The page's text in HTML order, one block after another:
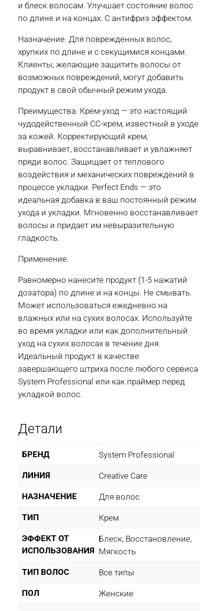
и блеск волосам. Улучшает состояние волос
по длине и на концах. С антифриз эффектом.
Назначение. Для поврежденных волос,
хрупких по длине и с секущимися концами.
Клиенты, желающие защитить волосы от
возможных повреждений, могут добавить
продукт в свой обычный режим ухода.
Преимущества. Крем-уход — это настоящий
чудодейственный CC-крем, известный в уходе
за кожей. Корректирующий крем,
выравнивает, восстанавливает и увлажняет
пряди волос. Защищает от теплового
воздействия и механических повреждений в
процессе укладки. Perfect Ends — это
идеальная добавка в ваш постоянный режим
ухода и укладки. Мгновенно восстанавливает
волосы и придает им невыразительную
гладкость.
Применение.
Равномерно нанесите продукт (1-5 нажатий
дозатора) по длине и на концы. Не смывать.
Может использоваться ежедневно на
влажных или на сухих волосах. Используйте
во время укладки или как дополнительный
уход на сухих волосах в течение дня.
Идеальный продукт в качестве
завершающего штриха после любого сервиса
System Professional или как праймер перед
укладкой волос.
Детали
БРЕНД System Professional
ЛИНИЯ Creative Care
НАЗНАЧЕНИЕ Для волос
ТИП Крем
ЭФФЕКТ ОТ
ИСПОЛЬЗОВАНИЯ
Блеск, Восстановление,
Мягкость
ТИП ВОЛОС Все типы
ПОЛ Женские